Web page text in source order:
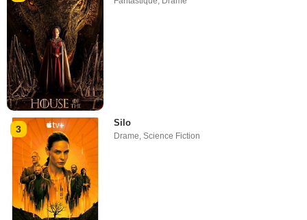
3
Silo
Drame,Science Fiction